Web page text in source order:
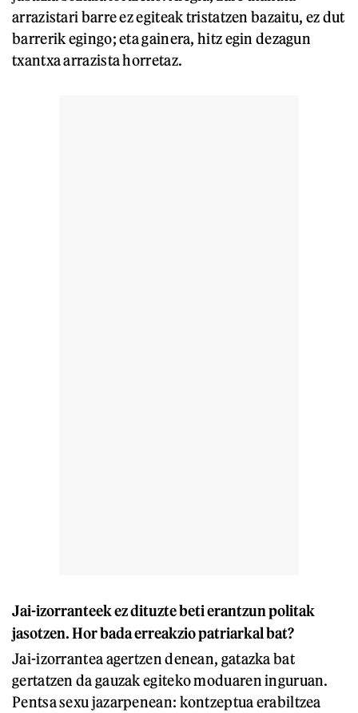
arrazistari barre ez egiteak tristatzen bazaitu, ez dut
barrerik egingo; eta gainera, hitz egin dezagun
txantxa arrazista horretaz.
Jai-izorranteek ez dituzte beti erantzun politak
jasotzen. Hor bada erreakzio patriarkal bat?
Jai-izorrantea agertzen denean, gatazka bat
gertatzen da gauzak egiteko moduaren inguruan.
Pentsa sexu jazarpenean: kontzeptua erabiltzea